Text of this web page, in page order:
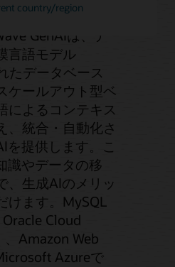
country/region
GenAIは、デ
言語モデル
たデータベース
ケールアウト型ベ
によるコンテキス
、統合・自動化さ
を提供します。こ
識やデータの移
、生成AIのメリッ
けます。MySQL
Cloud
Amazon Web
Azureで